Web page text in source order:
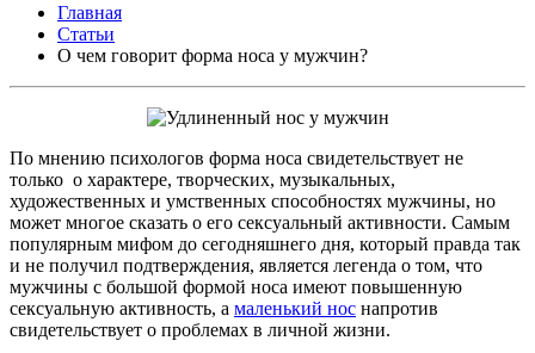
Главная
Статьи
О чем говорит форма носа у мужчин?
По мнению психологов форма носа свидетельствует не
только о характере, творческих, музыкальных,
художественных и умственных способностях мужчины, но
может многое сказать о его сексуальный активности. Самым
популярным мифом до сегодняшнего дня, который правда так
и не получил подтверждения, является легенда о том, что
мужчины с большой формой носа имеют повышенную
сексуальную активность, а маленький нос напротив
свидетельствует о проблемах в личной жизни.